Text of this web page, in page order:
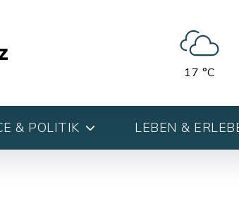
17 °C
& POLITIK LEBEN &